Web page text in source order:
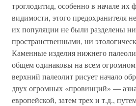
троглодитид, особенно в начале их
видимости, этого предохранителя
их популяции не были разделены ни
пространственными, ни
Каменные изделия нижнего
общем одинаковы на всем огромном
верхний палеолит рисует начало
двух огромных «провинций» —
европейской, затем трех и т.д.,